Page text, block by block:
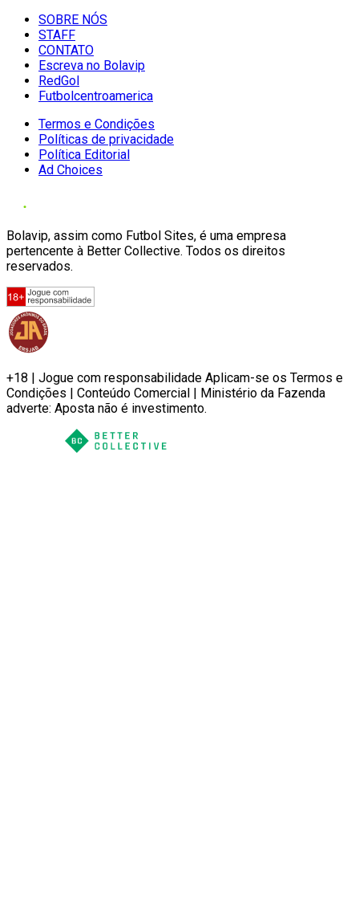
SOBRE NÓS
STAFF
CONTATO
Escreva no Bolavip
RedGol
Futbolcentroamerica
Termos e Condições
Políticas de privacidade
Política Editorial
Ad Choices
Bolavip, assim como Futbol Sites, é uma empresa
pertencente à Better Collective. Todos os direitos
reservados.
+18 | Jogue com responsabilidade Aplicam-se os Termos e
Condições | Conteúdo Comercial | Ministério da Fazenda
adverte: Aposta não é investimento.